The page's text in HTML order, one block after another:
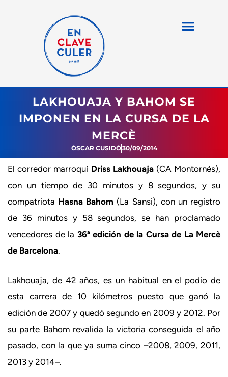
LAKHOUAJA Y BAHOM SE
IMPONEN EN LA CURSA DE LA
MERCÈ
ÓSCAR CUSIDÓ30/09/2014
El corredor marroquí Driss Lakhouaja(CA Montornés),
con un tiempo de 30 minutos y 8 segundos, y su
compatriota Hasna Bahom (La Sansi), con un registro
de 36 minutos y 58 segundos, se han proclamado
vencedores de la 36ª edición de la Cursa de La Mercè
de Barcelona.
Lakhouaja, de 42 años, es un habitual en el podio de
esta carrera de 10 kilómetros puesto que ganó la
edición de 2007 y quedó segundo en 2009 y 2012. Por
su parte Bahom revalida la victoria conseguida el año
pasado, con la que ya suma cinco –2008, 2009, 2011,
2013 y 2014–.